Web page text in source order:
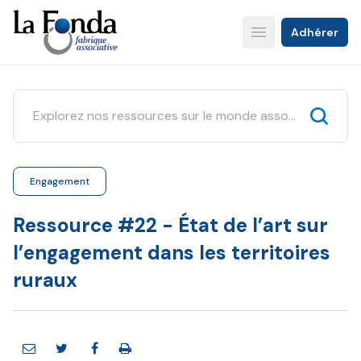
Aller
au
contenu
principal
Open main menu
Adhérer
Engagement
Ressource #22 - État de l’art sur
l’engagement dans les territoires
ruraux